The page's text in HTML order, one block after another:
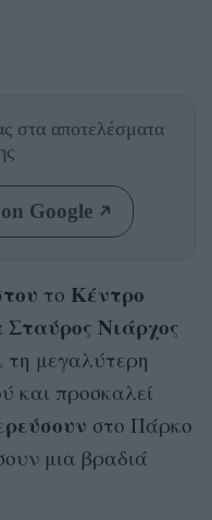
στα αποτελέσματα
Google
το Κέντρο
Σταύρος Νιάρχος
τη μεγαλύτερη
και προσκαλεί
στο Πάρκο
μια βραδιά